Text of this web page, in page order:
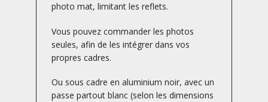
photo mat, limitant les reflets.
Vous pouvez commander les photos
seules, afin de les intégrer dans vos
propres cadres.
Ou sous cadre en aluminium noir, avec un
passe partout blanc (selon les dimensions